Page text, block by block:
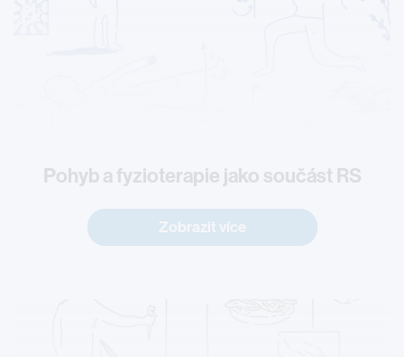
Pohyb a fyzioterapie jako součást RS
Zobrazit více